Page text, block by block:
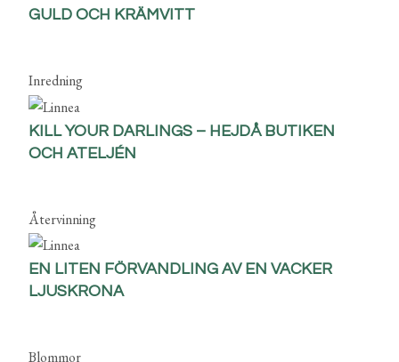
GULD OCH KRÄMVITT
Inredning
KILL YOUR DARLINGS – HEJDÅ BUTIKEN
OCH ATELJÉN
Återvinning
EN LITEN FÖRVANDLING AV EN VACKER
LJUSKRONA
Blommor